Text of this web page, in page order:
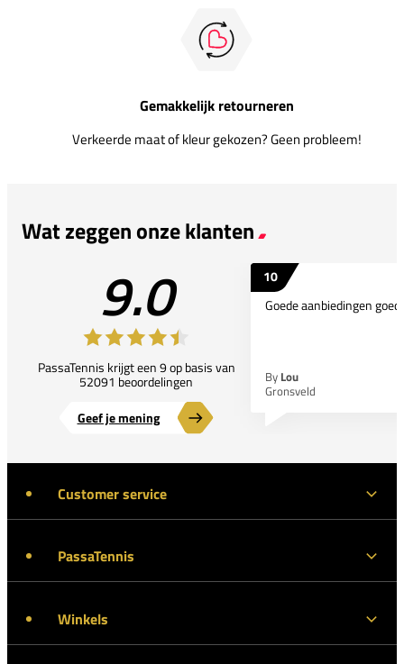
Gemakkelijk retourneren
Verkeerde maat of kleur gekozen? Geen probleem!
Wat zeggen onze klanten
9.0
PassaTennis krijgt een 9 op basis van
52091 beoordelingen
Geef je mening
10
Goede aanbiedingen
By Lou
Gronsveld
Customer service
PassaTennis
Winkels